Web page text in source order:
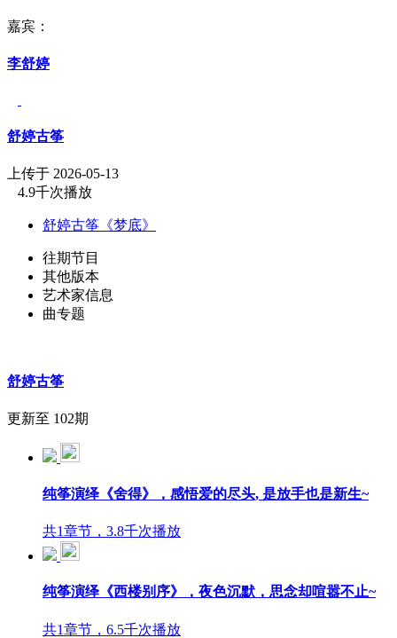
嘉宾：
李舒婷
舒婷古筝
上传于 2026-05-13
4.9千次播放
舒婷古筝《梦底》
往期节目
其他版本
艺术家信息
曲专题
舒婷古筝
更新至 102期
纯筝演绎《舍得》，感悟爱的尽头, 是放手也是新生~
共1章节，3.8千次播放
纯筝演绎《西楼别序》，夜色沉默，思念却喧嚣不止~
共1章节，6.5千次播放